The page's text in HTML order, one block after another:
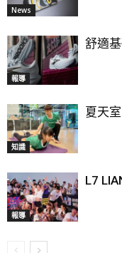
News
報導
舒適
知識
夏天
報導
L7